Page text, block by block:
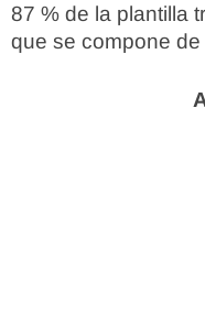
87 % de la plantilla
que se compone